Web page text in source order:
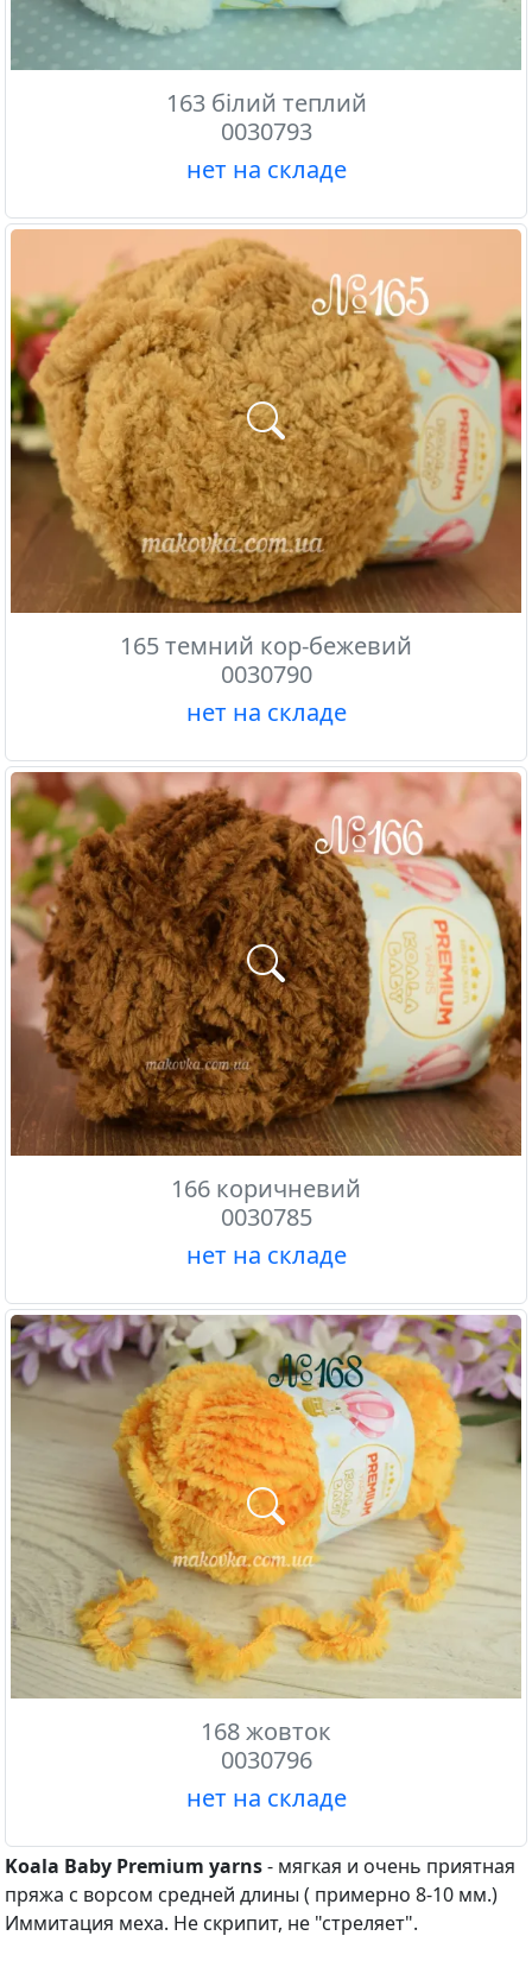
163 білий теплий
0030793
нет на складе
165 темний кор-бежевий
0030790
нет на складе
166 коричневий
0030785
нет на складе
168 жовток
0030796
нет на складе
Koala Baby Premium yarns- мягкая и очень приятная
пряжа с ворсом средней длины ( примерно 8-10 мм.)
Иммитация меха. Не скрипит, не "стреляет".